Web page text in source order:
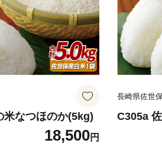
米なつほのか(5kg)
18,500円
長崎県佐世
C305a